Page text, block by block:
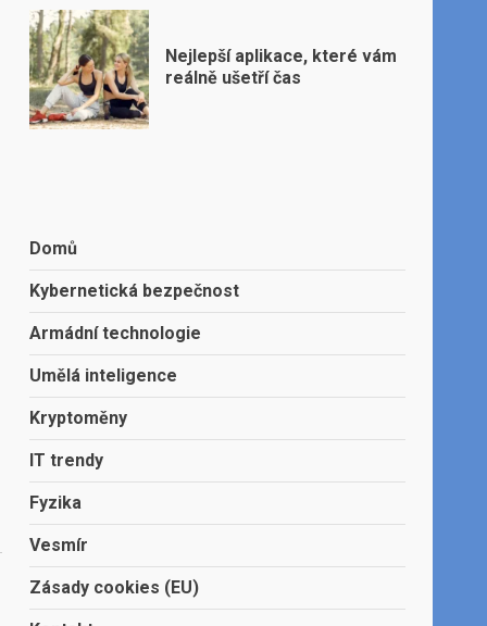
Nejlepší aplikace, které vám
reálně ušetří čas
Domů
Kybernetická bezpečnost
Armádní technologie
Umělá inteligence
Kryptoměny
IT trendy
Fyzika
Vesmír
Zásady cookies (EU)